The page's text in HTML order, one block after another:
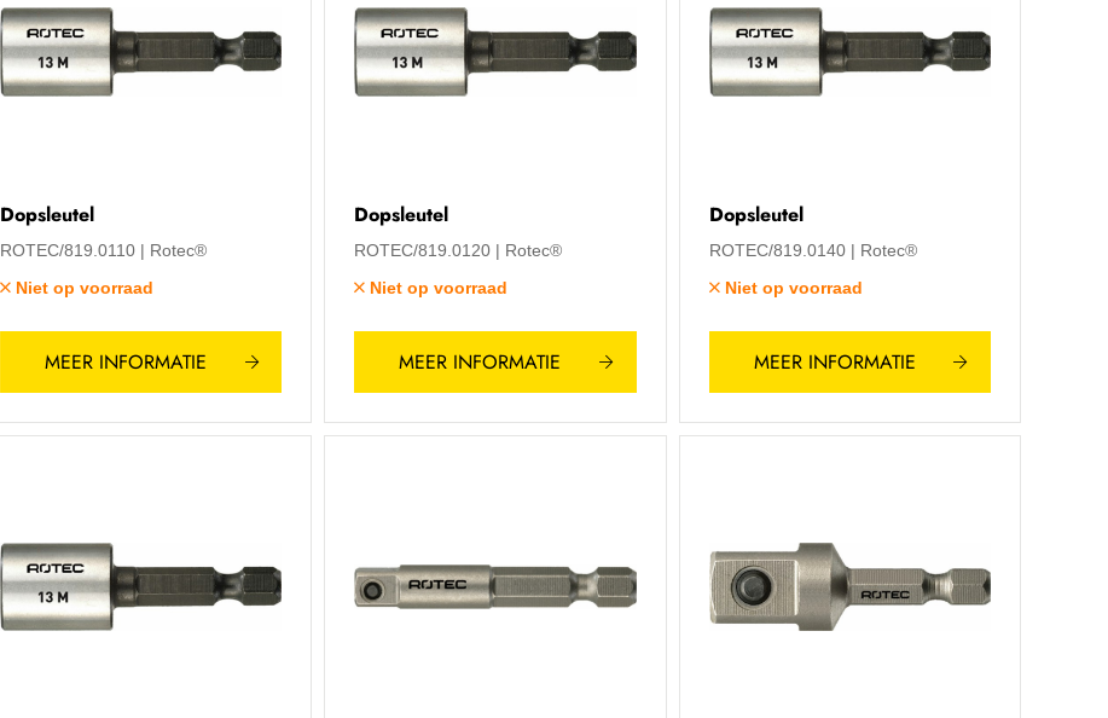
Dopsleutel
ROTEC/819.0110
Rotec®
Niet op voorraad
MEER INFORMATIE
Dopsleutel
ROTEC/819.0120
Rotec®
Niet op voorraad
MEER INFORMATIE
Dopsleutel
ROTEC/819.0140
Rotec®
Niet op voorraad
MEER INFORMATIE